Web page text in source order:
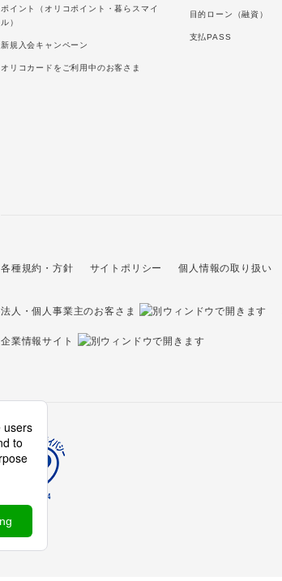
ポイント（オリコポイント・暮らスマイ
ル）
新規入会キャンペーン
オリコカードをご利用中のお客さま
目的ローン（融資）
支払PASS
法人・個人事業主のお客さま
企業情報サイト
各種規約・方針 サイトポリシー 個人情報の取り扱い